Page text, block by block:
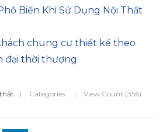
Biến Khi Sử Dụng Nội Thất
chung cư thiết kế theo
đại thời thượng
| Categories: |
View Count (356)